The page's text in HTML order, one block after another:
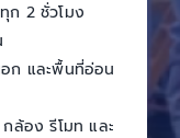
ก 2 ชั่วโมง
ก และพื้นที่อ่อน
ล้อง รีโมท และ